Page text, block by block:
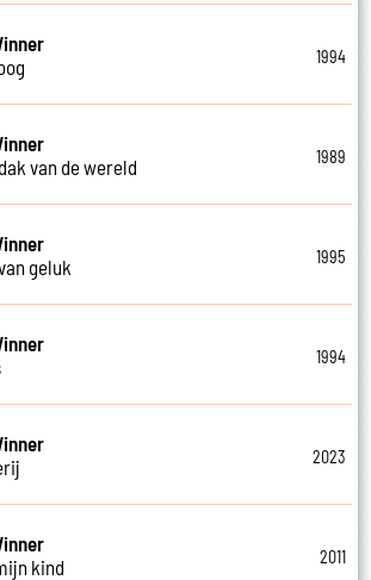
1994
van de wereld
1989
geluk
1995
1994
2023
kind
2011